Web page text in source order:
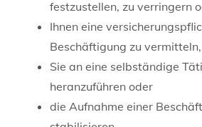
festzustellen, zu verringern
Ihnen eine
Beschäftigung zu vermitteln,
Sie an eine selbständige
heranzuführen oder
die Aufnahme einer